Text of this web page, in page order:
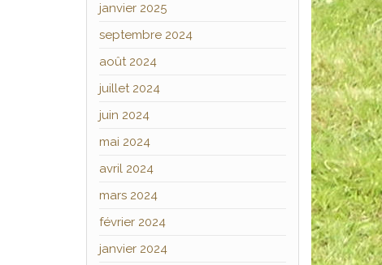
janvier 2025
septembre 2024
août 2024
juillet 2024
juin 2024
mai 2024
avril 2024
mars 2024
février 2024
janvier 2024